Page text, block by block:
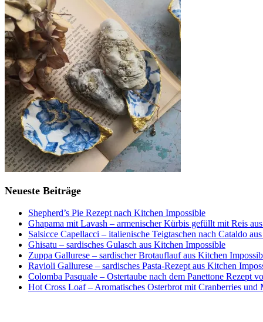
Neueste Beiträge
Shepherd’s Pie Rezept nach Kitchen Impossible
Ghapama mit Lavash – armenischer Kürbis gefüllt mit Reis
Salsicce Capellacci – italienische Teigtaschen nach Cataldo
Ghisatu – sardisches Gulasch aus Kitchen Impossible
Zuppa Gallurese – sardischer Brotauflauf aus Kitchen
Ravioli Gallurese – sardisches Pasta-Rezept aus Kitchen
Colomba Pasquale – Ostertaube nach dem Panettone Rezept
Hot Cross Loaf – Aromatisches Osterbrot mit Cranberries und